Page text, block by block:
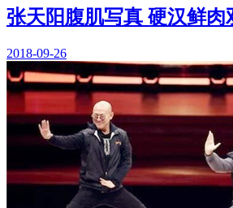
张天阳腹肌写真 硬汉鲜肉
2018-09-26